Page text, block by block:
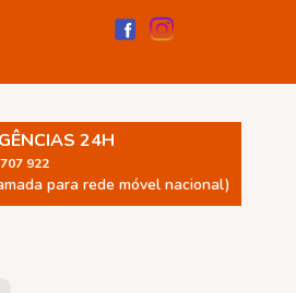
24H
922
para rede móvel nacional)